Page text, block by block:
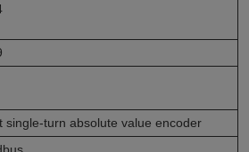
single-turn absolute value encoder